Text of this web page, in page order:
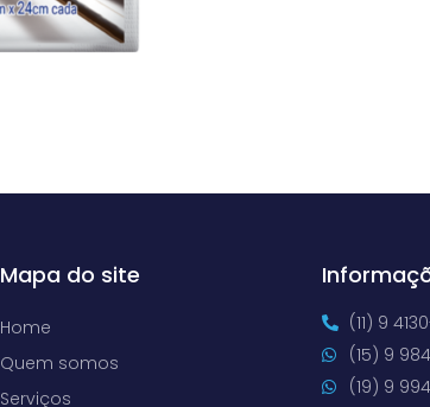
Mapa do site
Home
Quem somos
Serviços
(11) 9
(15) 9
(19) 9